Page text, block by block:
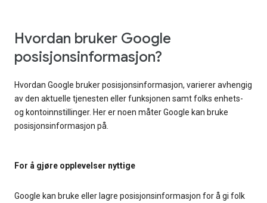
Hvordan bruker Google
posisjonsinformasjon?
Hvordan Google bruker posisjonsinformasjon, varierer avhengig
av den aktuelle tjenesten eller funksjonen samt folks enhets-
og kontoinnstillinger. Her er noen måter Google kan bruke
posisjonsinformasjon på.
For å gjøre opplevelser nyttige
Google kan bruke eller lagre posisjonsinformasjon for å gi folk